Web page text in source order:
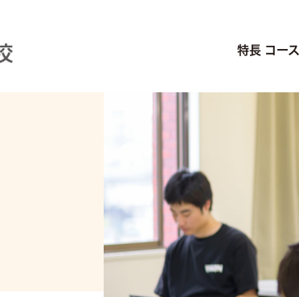
特長 コース